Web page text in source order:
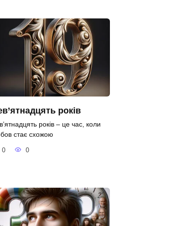
років
років – це час, коли
стає схожою
0 0